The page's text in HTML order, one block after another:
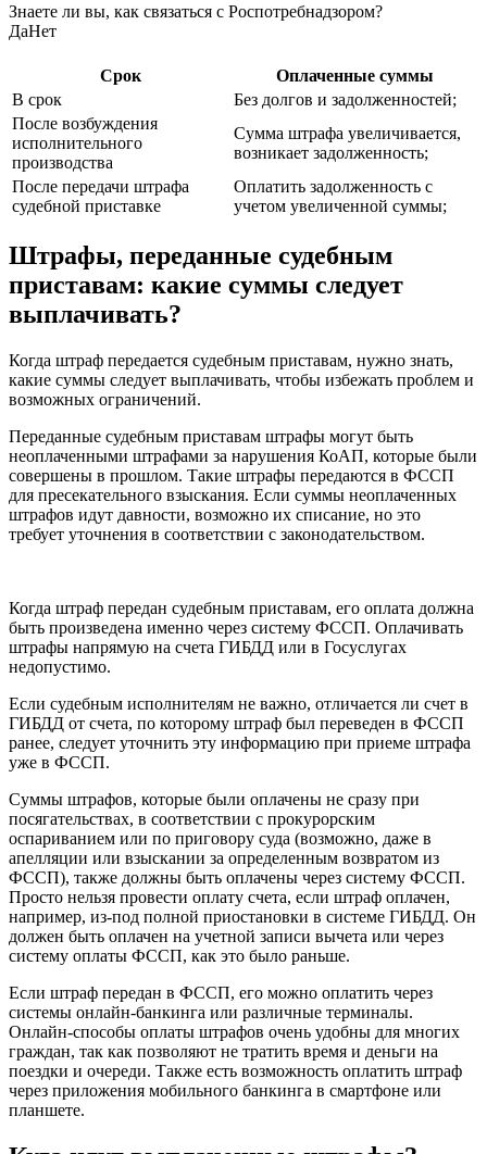
Знаете ли вы, как связаться с Роспотребнадзором?
ДаНет
Срок
Оплаченные суммы
В срок
Без долгов и задолженностей;
После возбуждения
исполнительного
производства
Сумма штрафа увеличивается,
возникает задолженность;
После передачи штрафа
судебной приставке
Оплатить задолженность с
учетом увеличенной суммы;
Штрафы, переданные судебным
приставам: какие суммы следует
выплачивать?
Когда штраф передается судебным приставам, нужно знать,
какие суммы следует выплачивать, чтобы избежать проблем и
возможных ограничений.
Переданные судебным приставам штрафы могут быть
неоплаченными штрафами за нарушения КоАП, которые были
совершены в прошлом. Такие штрафы передаются в ФССП
для пресекательного взыскания. Если суммы неоплаченных
штрафов идут давности, возможно их списание, но это
требует уточнения в соответствии с законодательством.
Когда штраф передан судебным приставам, его оплата должна
быть произведена именно через систему ФССП. Оплачивать
штрафы напрямую на счета ГИБДД или в Госуслугах
недопустимо.
Если судебным исполнителям не важно, отличается ли счет в
ГИБДД от счета, по которому штраф был переведен в ФССП
ранее, следует уточнить эту информацию при приеме штрафа
уже в ФССП.
Суммы штрафов, которые были оплачены не сразу при
посягательствах, в соответствии с прокурорским
оспариванием или по приговору суда (возможно, даже в
апелляции или взыскании за определенным возвратом из
ФССП), также должны быть оплачены через систему ФССП.
Просто нельзя провести оплату счета, если штраф оплачен,
например, из-под полной приостановки в системе ГИБДД. Он
должен быть оплачен на учетной записи вычета или через
систему оплаты ФССП, как это было раньше.
Если штраф передан в ФССП, его можно оплатить через
системы онлайн-банкинга или различные терминалы.
Онлайн-способы оплаты штрафов очень удобны для многих
граждан, так как позволяют не тратить время и деньги на
поездки и очереди. Также есть возможность оплатить штраф
через приложения мобильного банкинга в смартфоне или
планшете.